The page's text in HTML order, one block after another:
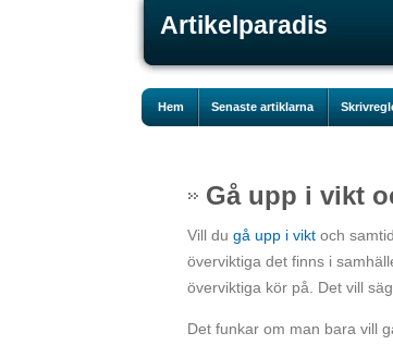
Artikelparadis
Hem Senaste artiklarna
Gå upp i vikt
Vill du gå upp i vikt och
överviktiga det finns i
överviktiga kör på. Det vill
Det funkar om man bara vill